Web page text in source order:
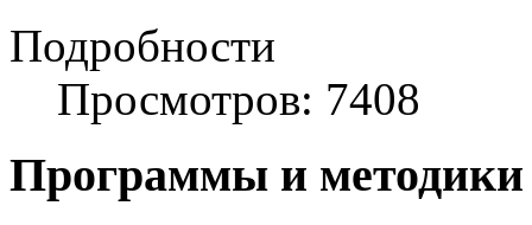
Подробности
Просмотров: 7408
Программы и методики